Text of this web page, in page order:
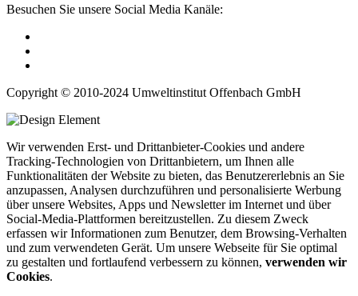
Besuchen Sie unsere Social Media Kanäle:
Copyright © 2010-2024 Umweltinstitut Offenbach GmbH
Wir verwenden Erst- und Drittanbieter-Cookies und andere
Tracking-Technologien von Drittanbietern, um Ihnen alle
Funktionalitäten der Website zu bieten, das Benutzererlebnis an Sie
anzupassen, Analysen durchzuführen und personalisierte Werbung
über unsere Websites, Apps und Newsletter im Internet und über
Social-Media-Plattformen bereitzustellen. Zu diesem Zweck
erfassen wir Informationen zum Benutzer, dem Browsing-Verhalten
und zum verwendeten Gerät. Um unsere Webseite für Sie optimal
zu gestalten und fortlaufend verbessern zu können, verwenden wir
Cookies.